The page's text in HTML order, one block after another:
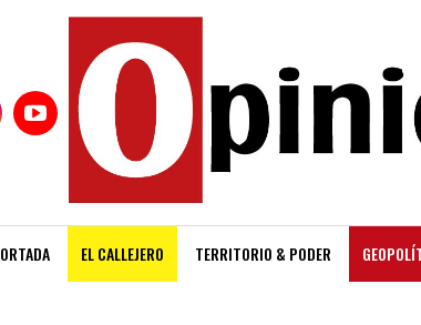
EL CALLEJERO TERRITORIO & PODER